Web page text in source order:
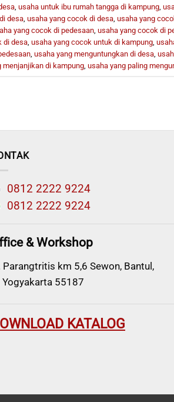
, usaha untuk ibu rumah tangga di kampung,
desa, usaha yang cocok di desa, usaha yang
yang cocok di pedesaan, usaha yang cocok di
di desa, usaha yang cocok untuk di kampung,
, usaha yang menguntungkan di desa,
menjanjikan di kampung, usaha yang paling
0812 2222 9224
0812 2222 9224
& Workshop
Parangtritis km 5,6 Sewon, Bantul,
Yogyakarta 55187
KATALOG